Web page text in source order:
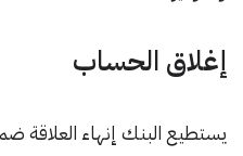
إغلاق الحساب
يستطيع البنك إنهاء العلاقة